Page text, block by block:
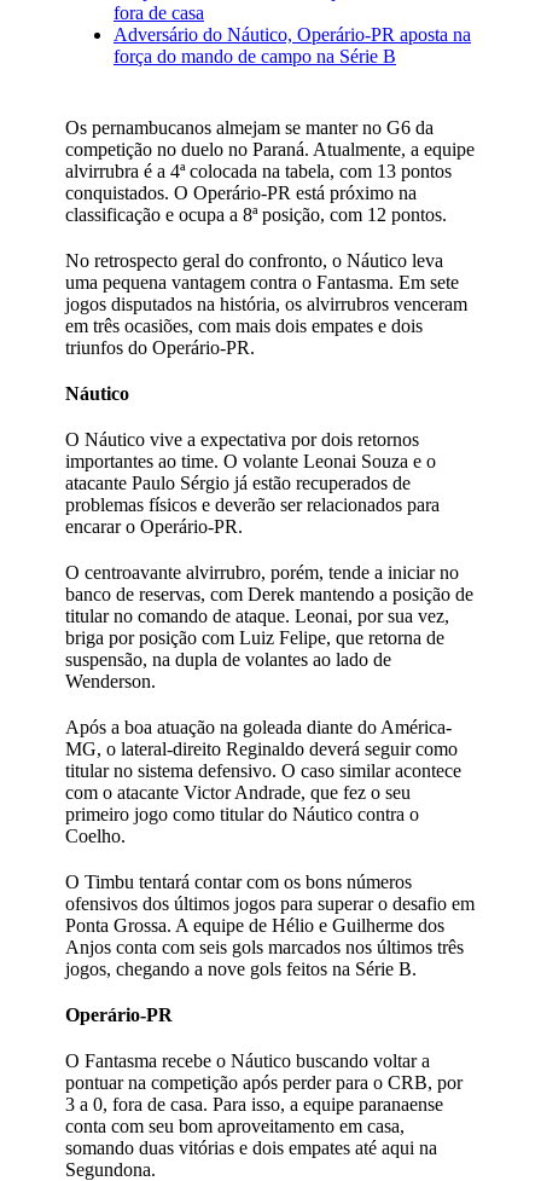
fora de casa
Adversário do Náutico, Operário-PR aposta na
força do mando de campo na Série B
Os pernambucanos almejam se manter no G6 da
competição no duelo no Paraná. Atualmente, a equipe
alvirrubra é a 4ª colocada na tabela, com 13 pontos
conquistados. O Operário-PR está próximo na
classificação e ocupa a 8ª posição, com 12 pontos.
No retrospecto geral do confronto, o Náutico leva
uma pequena vantagem contra o Fantasma. Em sete
jogos disputados na história, os alvirrubros venceram
em três ocasiões, com mais dois empates e dois
triunfos do Operário-PR.
Náutico
O Náutico vive a expectativa por dois retornos
importantes ao time. O volante Leonai Souza e o
atacante Paulo Sérgio já estão recuperados de
problemas físicos e deverão ser relacionados para
encarar o Operário-PR.
O centroavante alvirrubro, porém, tende a iniciar no
banco de reservas, com Derek mantendo a posição de
titular no comando de ataque. Leonai, por sua vez,
briga por posição com Luiz Felipe, que retorna de
suspensão, na dupla de volantes ao lado de
Wenderson.
Após a boa atuação na goleada diante do América-
MG, o lateral-direito Reginaldo deverá seguir como
titular no sistema defensivo. O caso similar acontece
com o atacante Victor Andrade, que fez o seu
primeiro jogo como titular do Náutico contra o
Coelho.
O Timbu tentará contar com os bons números
ofensivos dos últimos jogos para superar o desafio em
Ponta Grossa. A equipe de Hélio e Guilherme dos
Anjos conta com seis gols marcados nos últimos três
jogos, chegando a nove gols feitos na Série B.
Operário-PR
O Fantasma recebe o Náutico buscando voltar a
pontuar na competição após perder para o CRB, por
3 a 0, fora de casa. Para isso, a equipe paranaense
conta com seu bom aproveitamento em casa,
somando duas vitórias e dois empates até aqui na
Segundona.